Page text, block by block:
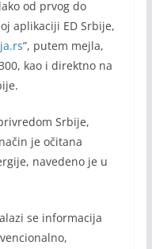
od prvog do
aplikaciji ED Srbije,
”, putem mejla,
kao i direktno na
Srbije,
je očitana
navedeno je u
se informacija